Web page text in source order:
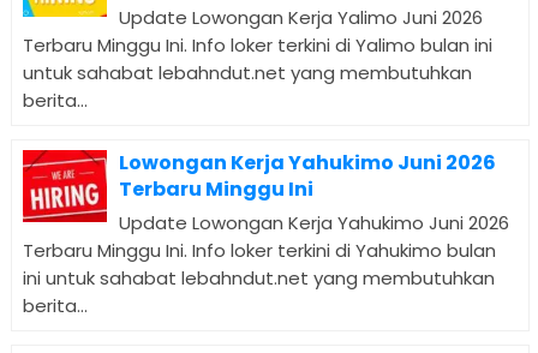
Update Lowongan Kerja Yalimo Juni 2026
Terbaru Minggu Ini. Info loker terkini di Yalimo bulan ini
untuk sahabat lebahndut.net yang membutuhkan
berita...
Lowongan Kerja Yahukimo Juni 2026
Terbaru Minggu Ini
Update Lowongan Kerja Yahukimo Juni 2026
Terbaru Minggu Ini. Info loker terkini di Yahukimo bulan
ini untuk sahabat lebahndut.net yang membutuhkan
berita...